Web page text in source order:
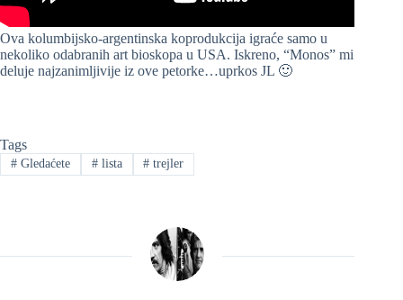
Ova kolumbijsko-argentinska koprodukcija igraće samo u
nekoliko odabranih art bioskopa u USA. Iskreno, “Monos” mi
deluje najzanimljivije iz ove petorke…uprkos JL 🙂
Tags
#Gledaćete #lista # trejler